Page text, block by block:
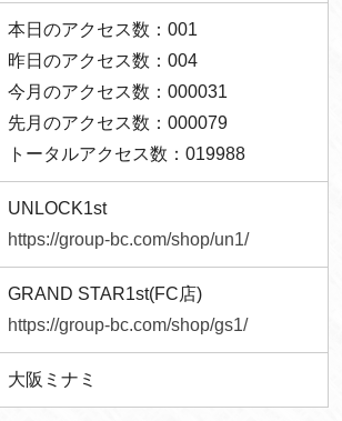
本日のアクセス数：001
昨日のアクセス数：004
今月のアクセス数：000031
先月のアクセス数：000079
トータルアクセス数：019988
UNLOCK1st
https://group-bc.com/shop/un1/
GRAND STAR1st(FC店)
https://group-bc.com/shop/gs1/
大阪ミナミ